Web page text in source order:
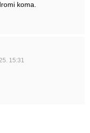
koma.
15:31